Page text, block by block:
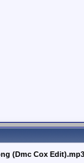
(Dmc Cox Edit).mp3